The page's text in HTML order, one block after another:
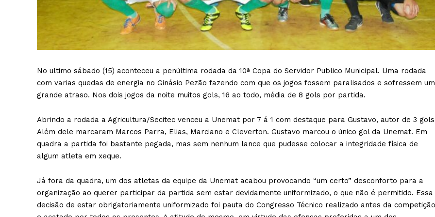
No ultimo sábado (15) aconteceu a penúltima rodada da 10ª Copa do Servidor Publico Municipal. Uma rodada
com varias quedas de energia no Ginásio Pezão fazendo com que os jogos fossem paralisados e sofressem um
grande atraso. Nos dois jogos da noite muitos gols, 16 ao todo, média de 8 gols por partida.
Abrindo a rodada a Agricultura/Secitec venceu a Unemat por 7 á 1 com destaque para Gustavo, autor de 3
Além dele marcaram Marcos Parra, Elias, Marciano e Cleverton. Gustavo marcou o único gol da Unemat. Em
quadra a partida foi bastante pegada, mas sem nenhum lance que pudesse colocar a integridade física de
algum atleta em xeque.
Já fora da quadra, um dos atletas da equipe da Unemat acabou provocando “um certo” desconforto para a
organização ao querer participar da partida sem estar devidamente uniformizado, o que não é permitido. Essa
decisão de estar obrigatoriamente uniformizado foi pauta do Congresso Técnico realizado antes da competição